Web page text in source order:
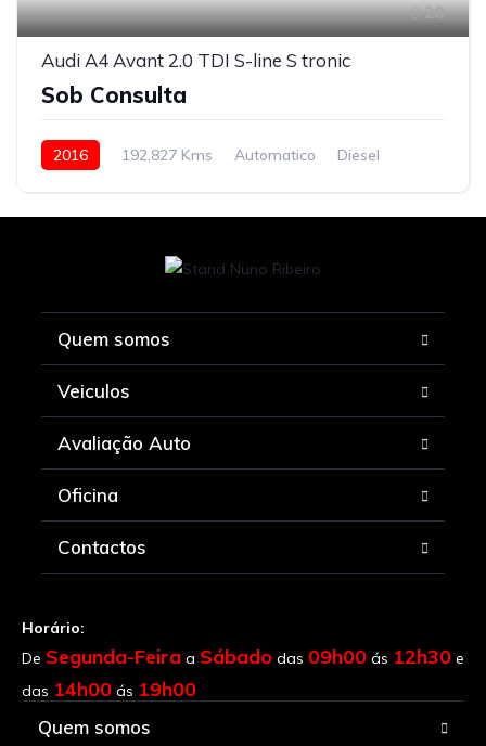
28
Audi A4 Avant 2.0 TDI S-line S tronic
Sob Consulta
2016 192,827 Kms Automatico
Diesel
Quem somos
Veiculos
Avaliação Auto
Oficina
Contactos
Horário:
De Segunda-Feira a Sábado das 09h00 ás 12h30 e
das 14h00 ás 19h00
Quem somos